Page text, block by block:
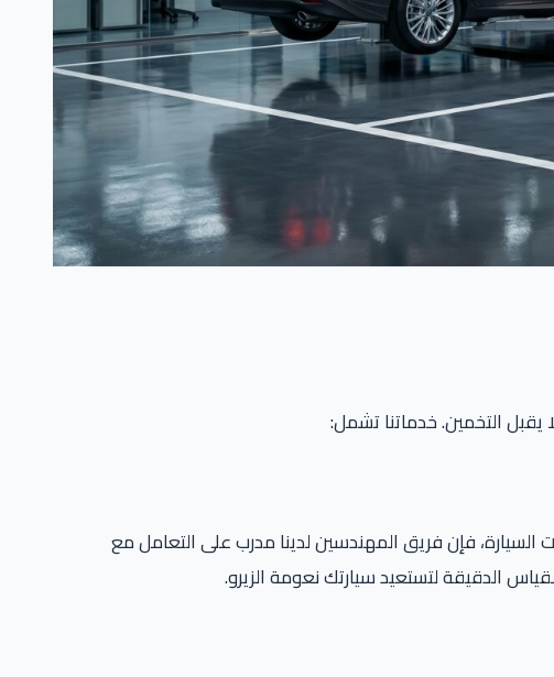
فإن فريق المهندسين لدينا مدرب على التعامل مع
الدقيقة لتستعيد سيارتك نعومة الزيرو.